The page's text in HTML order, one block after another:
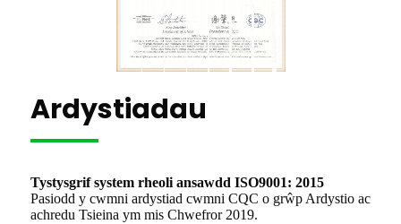
Ardystiadau
Tystysgrif system rheoli ansawdd ISO9001: 2015
Pasiodd y cwmni ardystiad cwmni CQC o grŵp Ardystio ac
achredu Tsieina ym mis Chwefror 2019.